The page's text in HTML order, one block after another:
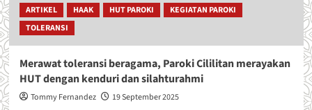
ARTIKEL HAAK HUT PAROKI
KEGIATAN PAROKI
TOLERANSI
Merawat toleransi beragama, Paroki Cililitan merayakan
HUT dengan kenduri dan silahturahmi
Tommy Fernandez 19 September 2025